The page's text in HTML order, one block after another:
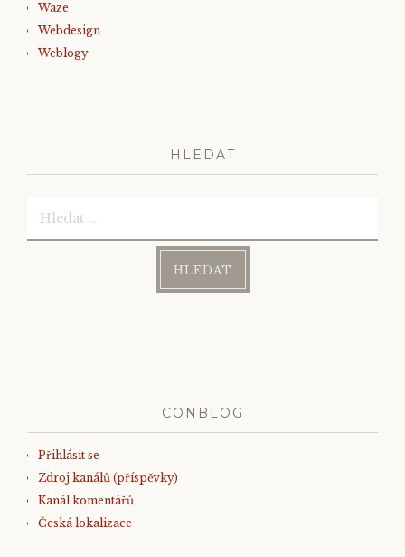
Waze
Webdesign
Weblogy
HLEDAT
CONBLOG
Přihlásit se
Zdroj kanálů (příspěvky)
Kanál komentářů
Česká lokalizace